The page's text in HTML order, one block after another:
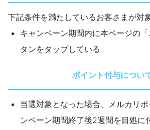
下記条件を満たしているお客さまが対
キャンペーン期間内に本ページの
タンをタップしている
ポイント付与につい
当選対象となった場合、メルカリ
ンペーン期間終了後2週間を目処に